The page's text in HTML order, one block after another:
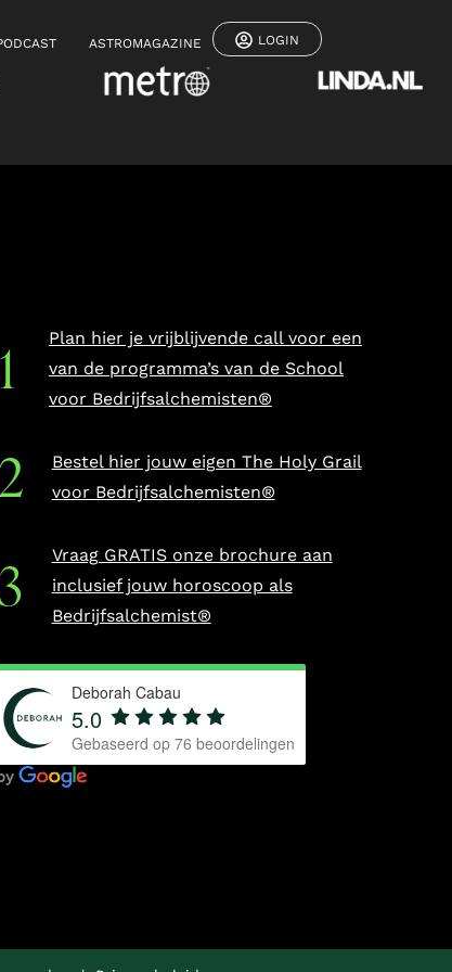
ASTROMAGAZINE LOGIN
Plan hier je vrijblijvende call voor een
van de programma’s van de School
voor Bedrijfsalchemisten®
Bestel hier jouw eigen The Holy Grail
voor Bedrijfsalchemisten®
Vraag GRATIS onze brochure aan
inclusief jouw horoscoop als
Bedrijfsalchemist®
Deborah Cabau
5.0
Gebaseerd op76 beoordelingen